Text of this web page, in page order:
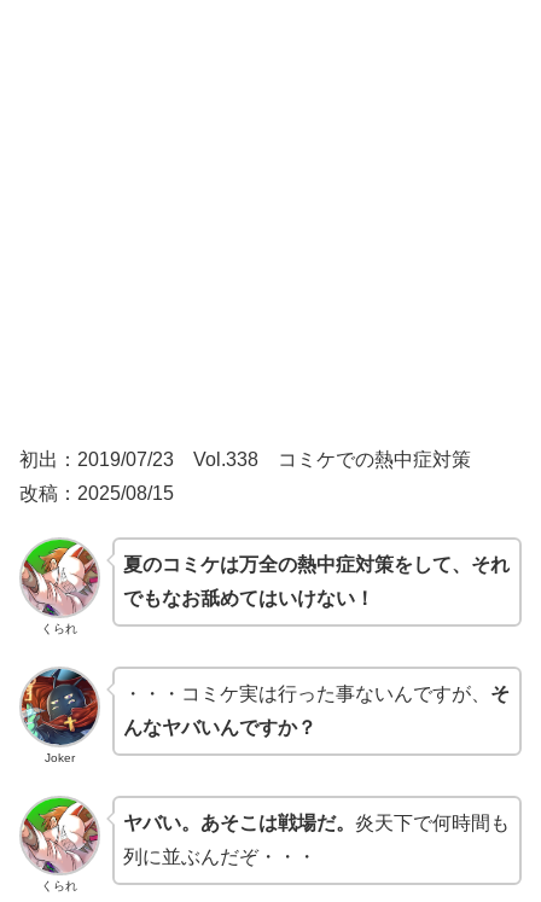
初出：2019/07/23 Vol.338 コミケでの熱中症対策
改稿：2025/08/15
くられ
夏のコミケは万全の熱中症対策をして、それ
でもなお舐めてはいけない！
Joker
・・・コミケ実は行った事ないんですが、 そ
んなヤバいんですか？
くられ
ヤバい。あそこは戦場だ。 炎天下で何時間も
列に並ぶんだぞ・・・